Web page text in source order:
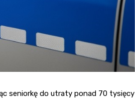
seniorkę do utraty ponad 70 tysięcy